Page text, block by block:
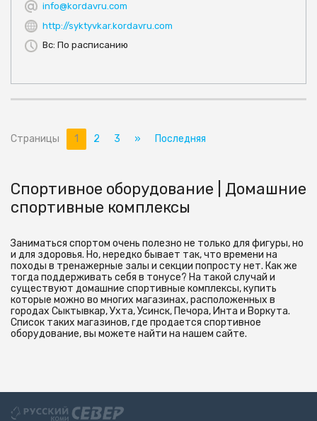
info@kordavru.com
http://syktyvkar.kordavru.com
Вс: По расписанию
Страницы 1 2 3 » Последняя
Спортивное оборудование | Домашние
спортивные комплексы
Заниматься спортом очень полезно не только для фигуры, но
и для здоровья. Но, нередко бывает так, что времени на
походы в тренажерные залы и секции попросту нет. Как же
тогда поддерживать себя в тонусе? На такой случай и
существуют домашние спортивные комплексы, купить
которые можно во многих магазинах, расположенных в
городах Сыктывкар, Ухта, Усинск, Печора, Инта и Воркута.
Список таких магазинов, где продается спортивное
оборудование, вы можете найти на нашем сайте.